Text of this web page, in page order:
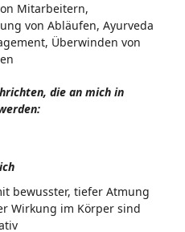
Mitarbeitern,
von Abläufen, Ayurveda
Überwinden von
die an mich in
bewusster, tiefer Atmung
Wirkung im Körper sind